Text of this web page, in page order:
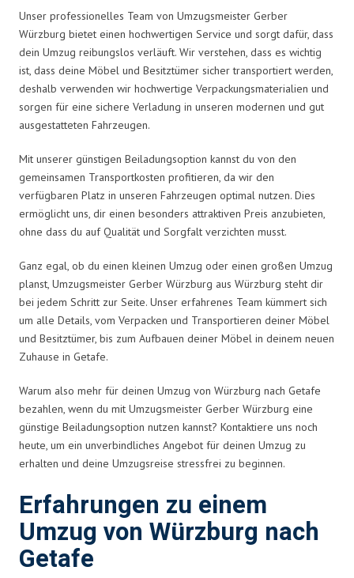
Unser professionelles Team von Umzugsmeister Gerber
Würzburg bietet einen hochwertigen Service und sorgt dafür, dass
dein Umzug reibungslos verläuft. Wir verstehen, dass es wichtig
ist, dass deine Möbel und Besitztümer sicher transportiert werden,
deshalb verwenden wir hochwertige Verpackungsmaterialien und
sorgen für eine sichere Verladung in unseren modernen und gut
ausgestatteten Fahrzeugen.
Mit unserer günstigen Beiladungsoption kannst du von den
gemeinsamen Transportkosten profitieren, da wir den
verfügbaren Platz in unseren Fahrzeugen optimal nutzen. Dies
ermöglicht uns, dir einen besonders attraktiven Preis anzubieten,
ohne dass du auf Qualität und Sorgfalt verzichten musst.
Ganz egal, ob du einen kleinen Umzug oder einen großen Umzug
planst, Umzugsmeister Gerber Würzburg aus Würzburg steht dir
bei jedem Schritt zur Seite. Unser erfahrenes Team kümmert sich
um alle Details, vom Verpacken und Transportieren deiner Möbel
und Besitztümer, bis zum Aufbauen deiner Möbel in deinem neuen
Zuhause in Getafe.
Warum also mehr für deinen Umzug von Würzburg nach Getafe
bezahlen, wenn du mit Umzugsmeister Gerber Würzburg eine
günstige Beiladungsoption nutzen kannst? Kontaktiere uns noch
heute, um ein unverbindliches Angebot für deinen Umzug zu
erhalten und deine Umzugsreise stressfrei zu beginnen.
Erfahrungen zu einem
Umzug von Würzburg nach
Getafe